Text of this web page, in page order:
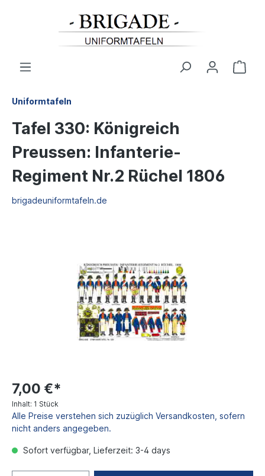
Uniformtafeln
Tafel 330: Königreich
Preussen: Infanterie-
Regiment Nr.2 Rüchel 1806
brigadeuniformtafeln.de
7,00 €*
Inhalt: 1 Stück
Alle Preise verstehen sich zuzüglich Versandkosten, sofern
nicht anders angegeben.
Sofort verfügbar, Lieferzeit: 3-4 days